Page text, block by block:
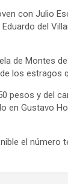
con Julio
del
de Montes
los estragos
pesos y del
en Gustavo
el número